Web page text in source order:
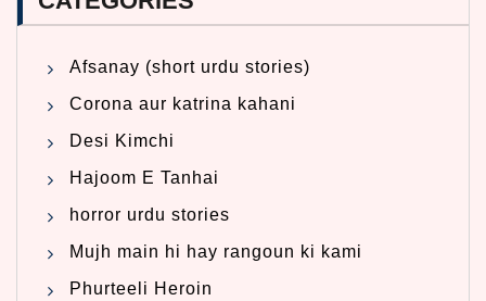
Afsanay (short urdu stories)
Corona aur katrina kahani
Desi Kimchi
Hajoom E Tanhai
horror urdu stories
Mujh main hi hay rangoun ki kami
Phurteeli Heroin